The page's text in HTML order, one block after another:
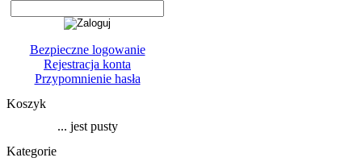
Bezpieczne logowanie
Rejestracja konta
Przypomnienie hasła
Koszyk
... jest pusty
Kategorie